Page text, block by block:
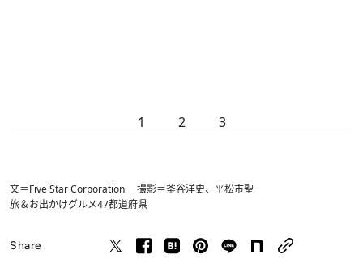
1 2 3
文＝Five Star Corporation 撮影＝釜谷洋史、平松市聖
旅＆お出かけグルメ47都道府県
Share